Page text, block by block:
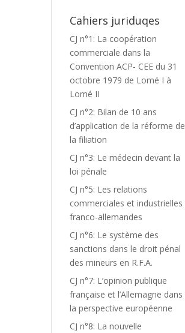
Cahiers juriduqes
CJ n°1: La coopération
commerciale dans la
Convention ACP- CEE du 31
octobre 1979 de Lomé I à
Lomé II
CJ n°2: Bilan de 10 ans
d’application de la réforme de
la filiation
CJ n°3: Le médecin devant la
loi pénale
CJ n°5: Les relations
commerciales et industrielles
franco-allemandes
CJ n°6: Le système des
sanctions dans le droit pénal
des mineurs en R.F.A.
CJ n°7: L’opinion publique
française et l’Allemagne dans
la perspective européenne
CJ n°8: La nouvelle